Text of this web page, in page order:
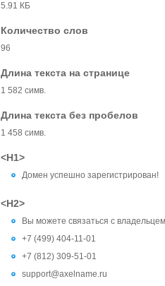
5.91 КБ
Количество слов
96
Длина текста на странице
1 582 симв.
Длина текста без пробелов
1 458 симв.
<H1>
Домен успешно зарегистрирован!
<H2>
Вы можете связаться с
+7 (499) 404-11-01
+7 (812) 309-51-01
support@axelname.ru